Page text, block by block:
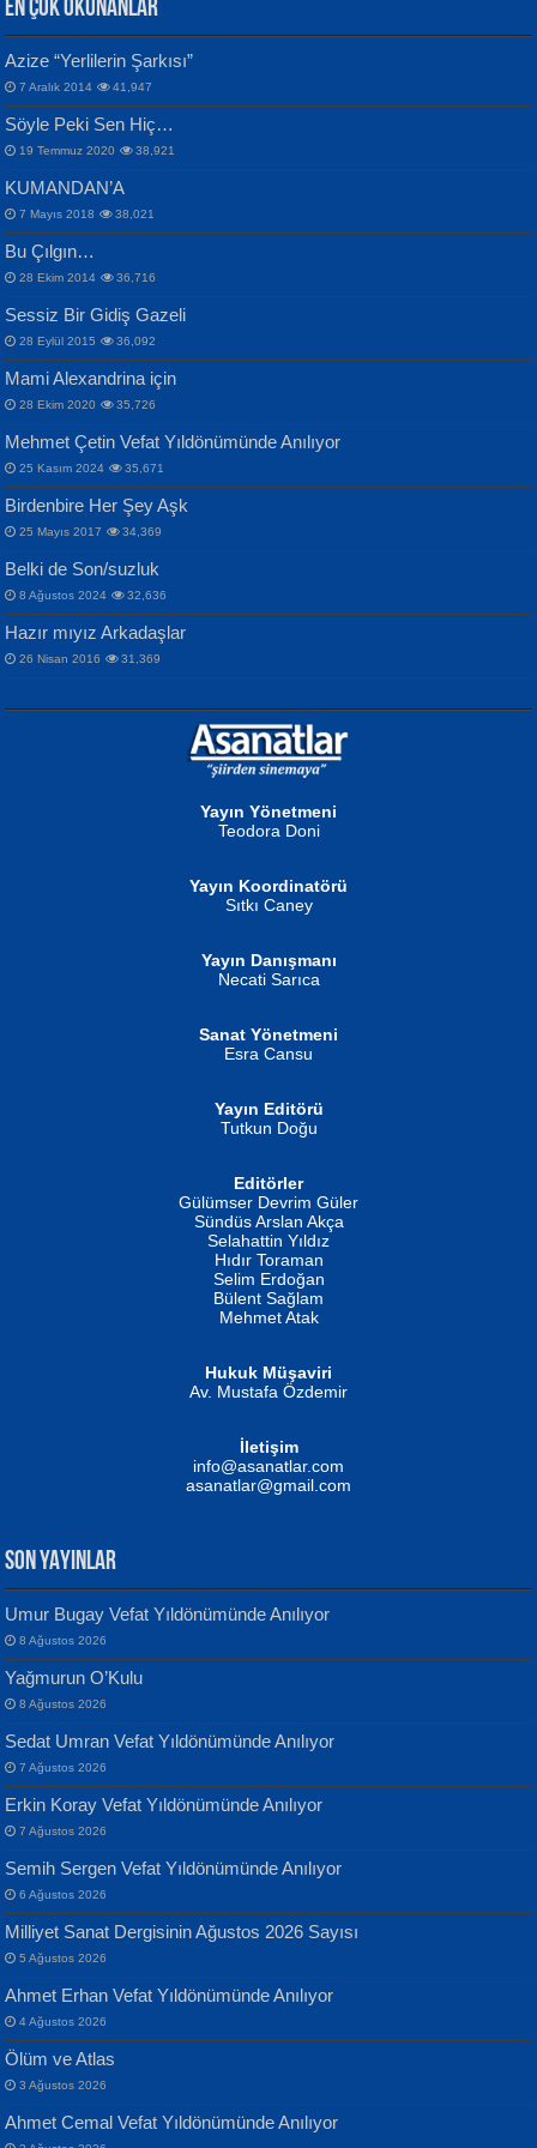
VAHDETTİN YİĞİTCAN
Samimiyet Nedir?...
İPEK ACAR SERT
Gazze’nin Şecaati, Ümmetin İmtihanı...
MAHMUT GÜRBÜZ
İbrahim Olmak ve Bitirebilmek...
NURAN KÖSE BAYDAR
İSMAİL OKUTAN
Erkeklerin Kahrolması Ne Demektir
MUSTAFA KELOĞLU
Yarına İz Bırakmak...
ATİLLA ÖZEN
Sultan Olmadan Önce Eyüp...
EKREM KARABABA
Bülent Sağlam
Mescid-i Aksâ Üstüne Ay!...
Selahattin Yıldız
İdrakimle Üşürken...
Songül Özel
Mahzen...
Ben Deniz Değilim ki...
Evvel Zaman Tanrıçası...
Yılmaz Ekinci
Geceye Söylenen...
Banu Sancak
Defterimden İçeri...
İsmail Aydos
İnkisar...
CAHİT SITKI TARANCI
Otuz Beş Yaş Şiiri...
ERDEM BAYAZIT
Sana, Bana, Vatanıma, Ülkemin
İnsanlarına Dair...
NAZIM HİKMET RAN
Bir Cezaevinde, Tecritteki Adamın
Mektupları...
EN ÇOK OKUNANLAR
Azize “Yerlilerin Şarkısı”
7 Aralık 2014 41,947
Söyle Peki Sen Hiç…
19 Temmuz 2020 38,921
KUMANDAN’A
7 Mayıs 2018 38,021
Bu Çılgın…
28 Ekim 2014 36,716
Sessiz Bir Gidiş Gazeli
28 Eylül 2015 36,092
Mami Alexandrina için
28 Ekim 2020 35,726
Mehmet Çetin Vefat Yıldönümünde Anılıyor
25 Kasım 2024 35,671
Birdenbire Her Şey Aşk
25 Mayıs 2017 34,369
Belki de Son/suzluk
8 Ağustos 2024 32,636
Hazır mıyız Arkadaşlar
26 Nisan 2016 31,369
Yayın Yönetmeni
Teodora Doni
Yayın Koordinatörü
Sıtkı Caney
Yayın Danışmanı
Necati Sarıca
Sanat Yönetmeni
Esra Cansu
Yayın Editörü
Tutkun Doğu
Editörler
Gülümser Devrim Güler
Sündüs Arslan Akça
Selahattin Yıldız
Hıdır Toraman
Selim Erdoğan
Bülent Sağlam
Mehmet Atak
Hukuk Müşaviri
Av. Mustafa Özdemir
İletişim
info@asanatlar.com
asanatlar@gmail.com
SON YAYINLAR
Umur Bugay Vefat Yıldönümünde Anılıyor
8 Ağustos 2026
Yağmurun O’Kulu
8 Ağustos 2026
Sedat Umran Vefat Yıldönümünde Anılıyor
7 Ağustos 2026
Erkin Koray Vefat Yıldönümünde Anılıyor
7 Ağustos 2026
Semih Sergen Vefat Yıldönümünde Anılıyor
6 Ağustos 2026
Milliyet Sanat Dergisinin Ağustos 2026 Sayısı
5 Ağustos 2026
Ahmet Erhan Vefat Yıldönümünde Anılıyor
4 Ağustos 2026
Ölüm ve Atlas
3 Ağustos 2026
Ahmet Cemal Vefat Yıldönümünde Anılıyor